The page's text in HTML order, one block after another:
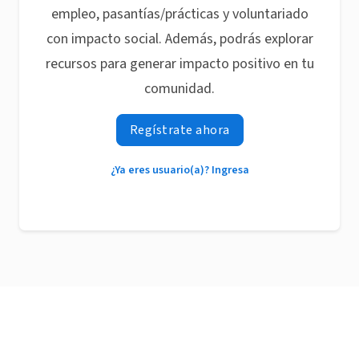
empleo, pasantías/prácticas y voluntariado
con impacto social. Además, podrás explorar
recursos para generar impacto positivo en tu
comunidad.
Regístrate ahora
¿Ya eres usuario(a)? Ingresa